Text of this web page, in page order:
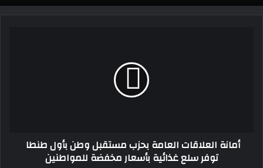
أمانة العلاقات العامة بحزب مستقبل وطن بأول طنطا
توفر سلع غذائية بأسعار مخفضة للمواطنين